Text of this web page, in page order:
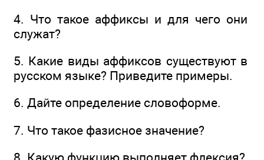
4. Что такое аффиксы и для чего они
служат?
5. Какие виды аффиксов существуют в
русском языке? Приведите примеры.
6. Дайте определение словоформе.
7. Что такое фазисное значение?